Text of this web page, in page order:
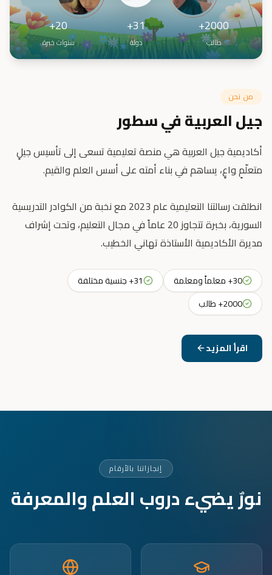
2000+
طالب
31+
دولة
20+
سنوات خبرة
من نحن
جيل العربية في سطور
أكاديمية جيل العربية هي منصة تعليمية تسعى إلى تأسيس جيلٍ
انطلقت رسالتنا التعليمية عام 2023 مع نخبة من الكوادر التدريسية
السورية، بخبرة تتجاوز 20 عاماً في مجال التعليم، وتحت إشراف
مديرة الأكاديمية الأستاذة تهاني الخطيب.
30+ معلماً ومعلمة
31+ جنسية مختلفة
2000+ طالب
اقرأ المزيد
إنجازاتنا بالأرقام
نورٌ يضيء دروب العلم والمعرفة